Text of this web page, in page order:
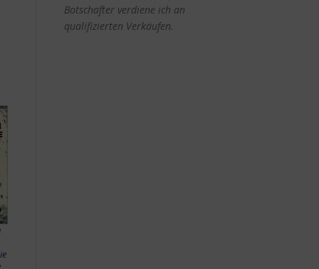
Botschafter verdiene ich an
qualifizierten Verkäufen.